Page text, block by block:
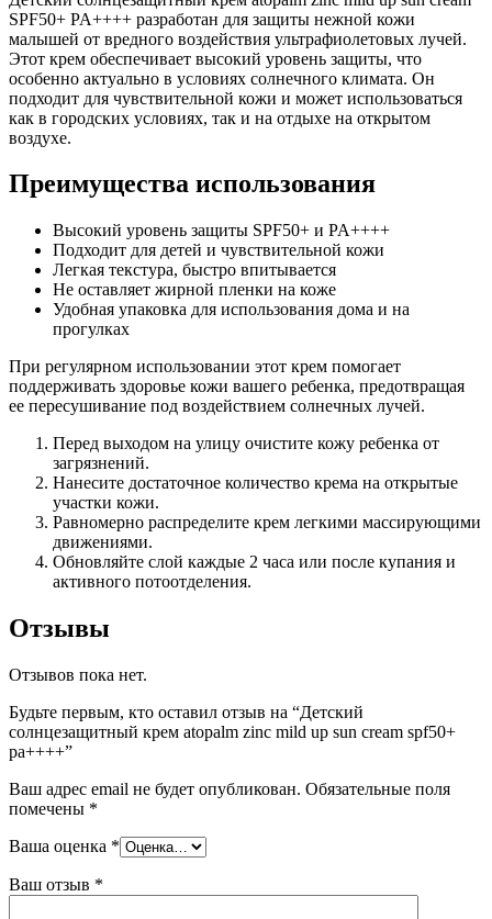
SPF50+ PA++++ разработан для защиты нежной кожи
малышей от вредного воздействия ультрафиолетовых лучей.
Этот крем обеспечивает высокий уровень защиты, что
особенно актуально в условиях солнечного климата. Он
подходит для чувствительной кожи и может использоваться
как в городских условиях, так и на отдыхе на открытом
воздухе.
Преимущества использования
Высокий уровень защиты SPF50+ и PA++++
Подходит для детей и чувствительной кожи
Легкая текстура, быстро впитывается
Не оставляет жирной пленки на коже
Удобная упаковка для использования дома и на
прогулках
При регулярном использовании этот крем помогает
поддерживать здоровье кожи вашего ребенка, предотвращая
ее пересушивание под воздействием солнечных лучей.
Перед выходом на улицу очистите кожу ребенка от
загрязнений.
Нанесите достаточное количество крема на открытые
участки кожи.
Равномерно распределите крем легкими массирующими
движениями.
Обновляйте слой каждые 2 часа или после купания и
активного потоотделения.
Отзывы
Отзывов пока нет.
Будьте первым, кто оставил отзыв на “Детский
солнцезащитный крем atopalm zinc mild up sun cream spf50+
pa++++”
Ваш адрес email не будет опубликован. Обязательные поля
помечены *
Ваша оценка *
Ваш отзыв *